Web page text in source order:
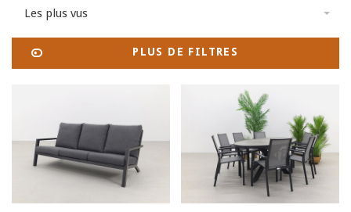
Les plus vus
PLUS DE FILTRES